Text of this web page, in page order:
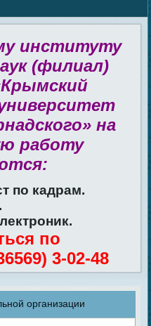
институту
(филиал)
на
работу
по кадрам.
по
3-02-48
организации